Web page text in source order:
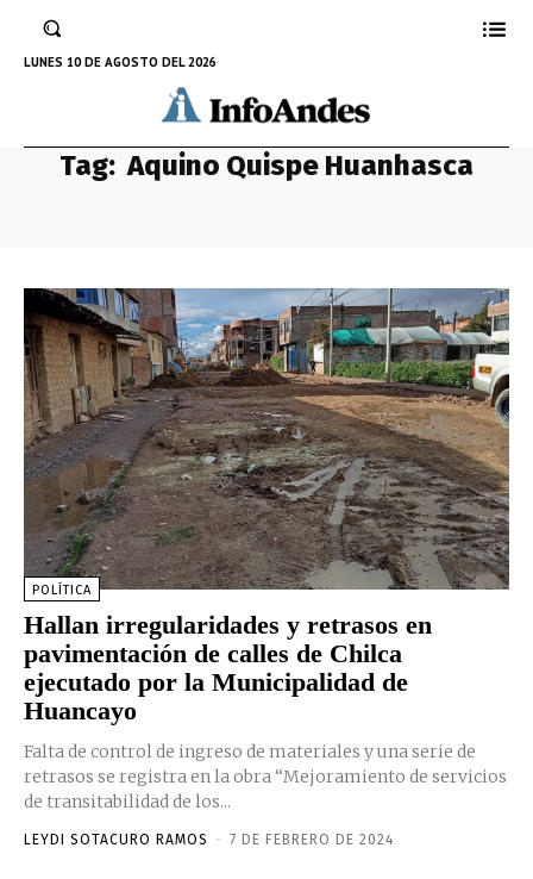
LUNES 10 DE AGOSTO DEL 2026
Tag: Aquino Quispe Huanhasca
POLÍTICA
Hallan irregularidades y retrasos en
pavimentación de calles de Chilca
ejecutado por la Municipalidad de
Huancayo
Falta de control de ingreso de materiales y una serie de
retrasos se registra en la obra “Mejoramiento de servicios
de transitabilidad de los...
LEYDI SOTACURO RAMOS - 7 DE FEBRERO DE 2024